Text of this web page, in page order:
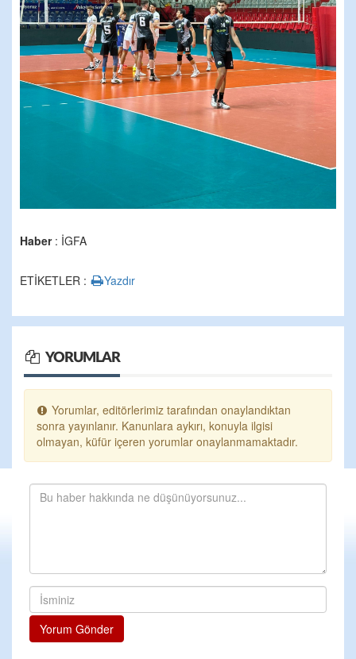
Haber: İGFA
ETİKETLER : Yazdır
YORUMLAR
Yorumlar, editörlerimiz tarafından onaylandıktan
sonra yayınlanır. Kanunlara aykırı, konuyla ilgisi
olmayan, küfür içeren yorumlar onaylanmamaktadır.
Yorum Gönder